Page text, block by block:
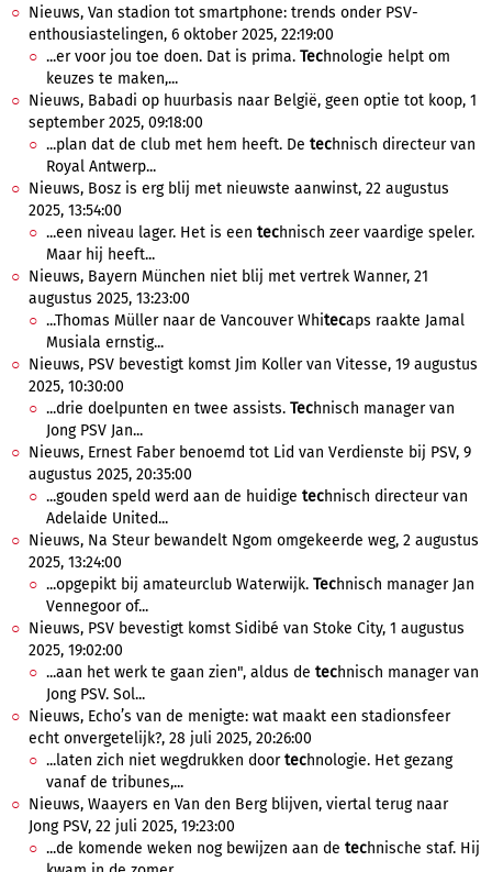
Nieuws, Van stadion tot smartphone: trends onder PSV-
enthousiastelingen, 6 oktober 2025, 22:19:00
...er voor jou toe doen. Dat is prima. Technologie helpt om
keuzes te maken,...
Nieuws, Babadi op huurbasis naar België, geen optie tot koop, 1
september 2025, 09:18:00
...plan dat de club met hem heeft. De technisch directeur van
Royal Antwerp...
Nieuws, Bosz is erg blij met nieuwste aanwinst, 22 augustus
2025, 13:54:00
...een niveau lager. Het is een technisch zeer vaardige speler.
Maar hij heeft...
Nieuws, Bayern München niet blij met vertrek Wanner, 21
augustus 2025, 13:23:00
...Thomas Müller naar de Vancouver Whitecaps raakte Jamal
Musiala ernstig...
Nieuws, PSV bevestigt komst Jim Koller van Vitesse, 19 augustus
2025, 10:30:00
...drie doelpunten en twee assists. Technisch manager van
Jong PSV Jan...
Nieuws, Ernest Faber benoemd tot Lid van Verdienste bij PSV, 9
augustus 2025, 20:35:00
...gouden speld werd aan de huidige technisch directeur van
Adelaide United...
Nieuws, Na Steur bewandelt Ngom omgekeerde weg, 2 augustus
2025, 13:24:00
...opgepikt bij amateurclub Waterwijk. Technisch manager Jan
Vennegoor of...
Nieuws, PSV bevestigt komst Sidibé van Stoke City, 1 augustus
2025, 19:02:00
...aan het werk te gaan zien", aldus de technisch manager van
Jong PSV. Sol...
Nieuws, Echo’s van de menigte: wat maakt een stadionsfeer
echt onvergetelijk?, 28 juli 2025, 20:26:00
...laten zich niet wegdrukken doortechnologie. Het gezang
vanaf de tribunes,...
Nieuws, Waayers en Van den Berg blijven, viertal terug naar
Jong PSV, 22 juli 2025, 19:23:00
...de komende weken nog bewijzen aan de technische staf. Hij